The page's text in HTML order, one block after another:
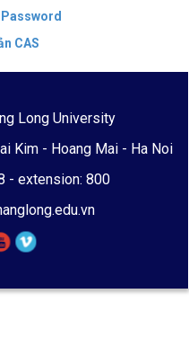
CAS
Long University
Kim - Hoang Mai - Ha Noi
- extension: 800